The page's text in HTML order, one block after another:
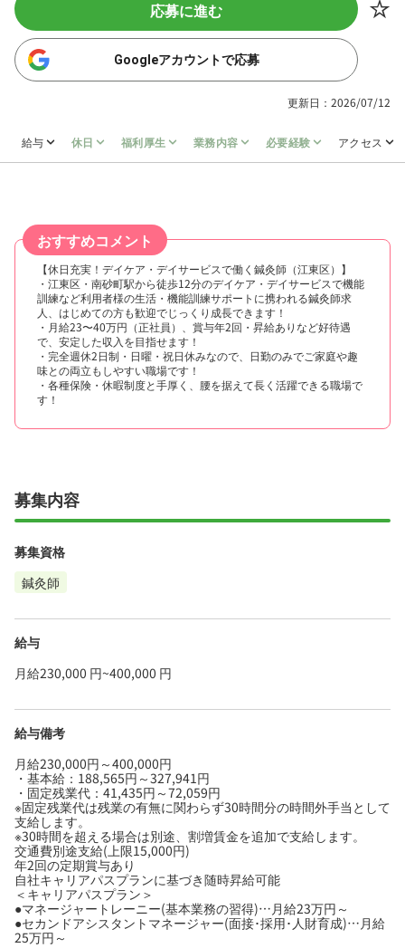
応募に進む
Googleアカウントで応募
更新日：2026/07/12
給与 休日 福利厚生 業務内容 必要経験 アクセス
おすすめコメント
【休日充実！デイケア・デイサービスで働く鍼灸師（江東区）】
・江東区・南砂町駅から徒歩12分のデイケア・デイサービスで機能
訓練など利用者様の生活・機能訓練サポートに携われる鍼灸師求
人、はじめての方も歓迎でじっくり成長できます！
・月給23〜40万円（正社員）、賞与年2回・昇給ありなど好待遇
で、安定した収入を目指せます！
・完全週休2日制・日曜・祝日休みなので、日勤のみでご家庭や趣
味との両立もしやすい職場です！
・各種保険・休暇制度と手厚く、腰を据えて長く活躍できる職場で
す！
募集内容
募集資格
鍼灸師
給与
月給230,000 円~400,000 円
給与備考
月給230,000円～400,000円
・基本給：188,565円～327,941円
・固定残業代：41,435円～72,059円
※固定残業代は残業の有無に関わらず30時間分の時間外手当として
支給します。
※30時間を超える場合は別途、割増賃金を追加で支給します。
交通費別途支給(上限15,000円)
年2回の定期賞与あり
自社キャリアパスプランに基づき随時昇給可能
＜キャリアパスプラン＞
●マネージャートレーニー(基本業務の習得)…月給23万円～
●セカンドアシスタントマネージャー(面接･採用･人財育成)…月給
25万円～